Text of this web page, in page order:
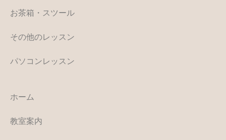
お茶箱・スツール
その他のレッスン
パソコンレッスン
ホーム
教室案内